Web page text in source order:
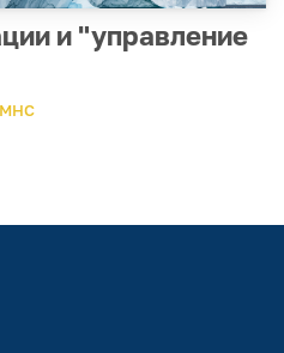
и "управление